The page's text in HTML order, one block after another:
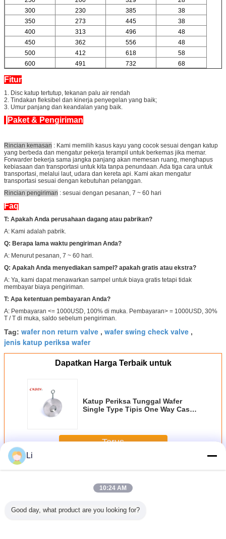
300
230 385
38
350
273 445
38
400
313 496
48
450
362 556
48
500
412 618
58
600
491 732 68
Fitur
1. Disc katup tertutup, tekanan palu air rendah
2. Tindakan fleksibel dan kinerja penyegelan yang baik;
3. Umur panjang dan keandalan yang baik.
Paket & Pengiriman
Rincian kemasan : Kami memilih kasus kayu yang cocok sesuai dengan katup
yang berbeda dan mengatur pekerja terampil untuk berkemas jika memar.
Forwarder bekerja sama jangka panjang akan memesan ruang, menghapus
kebiasaan dan transportasi untuk kita tanpa penundaan. Ada tiga cara untuk
transportasi, melalui laut, udara dan kereta api. Kami akan mengatur
transportasi sesuai dengan kebutuhan pelanggan.
Rincian pengiriman : sesuai dengan pesanan, 7 ~ 60 hari
Faq
T: Apakah Anda perusahaan dagang atau pabrikan?
A: Kami adalah pabrik.
Q: Berapa lama waktu pengiriman Anda?
A: Menurut pesanan, 7 ~ 60 hari.
Q: Apakah Anda menyediakan sampel? apakah gratis atau ekstra?
A: Ya, kami dapat menawarkan sampel untuk biaya gratis tetapi tidak
membayar biaya pengiriman.
T: Apa ketentuan pembayaran Anda?
A: Pembayaran <= 1000USD, 100% di muka. Pembayaran> = 1000USD, 30%
T / T di muka, saldo sebelum pengiriman.
Tag: wafer non return valve , wafer swing check valve ,
jenis katup periksa wafer
Dapatkan Harga Terbaik untuk
Katup Periksa Tunggal Wafer
Single Type Tipis One Way Cast
Terus
LebihKatup Periksa Wafer
Li
10:24 AM
Good day, what product are you looking for?